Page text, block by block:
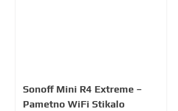
Sonoff Mini R4 Extreme –
Pametno WiFi Stikalo